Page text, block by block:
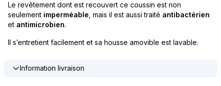
Le revêtement dont est recouvert ce coussin est non
seulement imperméable , mais il est aussi traité antibactérien
et antimicrobien.
Il s’entretient facilement et sa housse amovible est lavable.
Information livraison